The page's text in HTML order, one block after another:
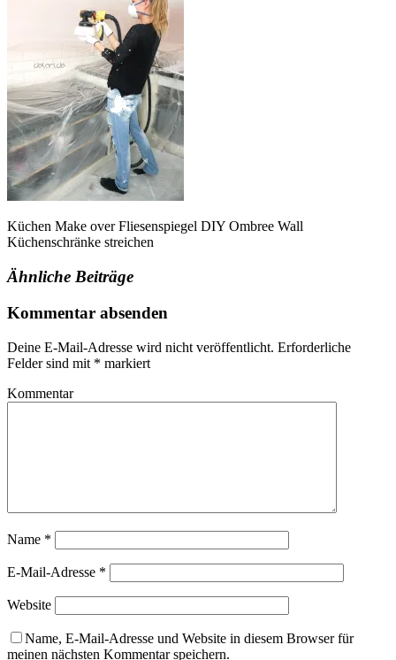
Küchen Make over Fliesenspiegel DIY Ombree Wall
Küchenschränke streichen
Ähnliche Beiträge
Kommentar absenden
Deine E-Mail-Adresse wird nicht veröffentlicht. Erforderliche
Felder sind mit * markiert
Kommentar
Name *
E-Mail-Adresse *
Website
Name, E-Mail-Adresse und Website in diesem Browser für
meinen nächsten Kommentar speichern.